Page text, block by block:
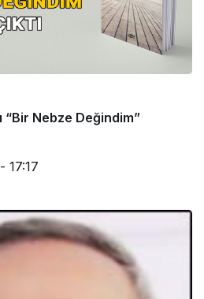
“Bir Nebze Değindim”
17:17